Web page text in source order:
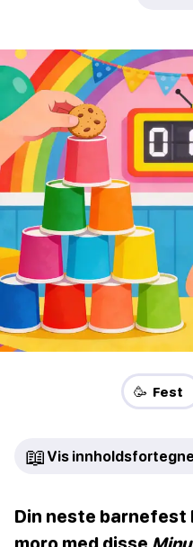
🥳 Fest
📖 Vis
Din neste